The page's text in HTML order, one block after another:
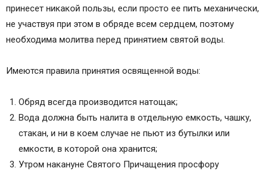
принесет никакой пользы, если просто ее пить механически,
не участвуя при этом в обряде всем сердцем, поэтому
необходима молитва перед принятием святой воды.
Имеются правила принятия освященной воды:
Обряд всегда производится натощак;
Вода должна быть налита в отдельную емкость, чашку,
стакан, и ни в коем случае не пьют из бутылки или
емкости, в которой она хранится;
Утром накануне Святого Причащения просфору